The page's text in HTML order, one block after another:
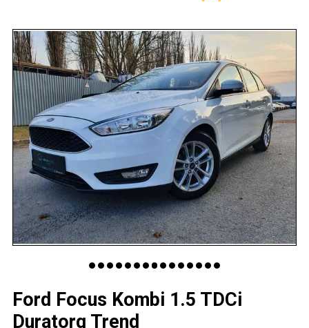
Ford Focus Kombi 1.5 TDCi
Duratorq Trend